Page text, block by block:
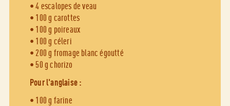
• 4 escalopes de veau
• 100 g carottes
• 100 g poireaux
• 100 g céleri
• 200 g fromage blanc égoutté
• 50 g chorizo
Pour l'anglaise :
• 100 g farine